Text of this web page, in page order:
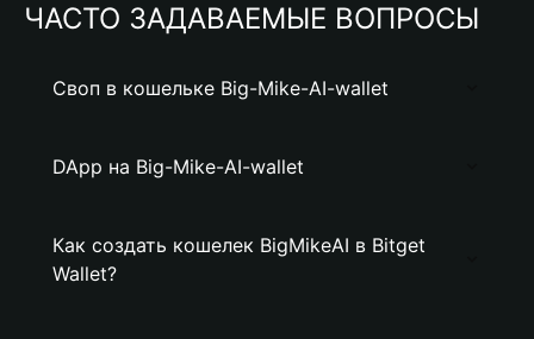
ЧАСТО ЗАДАВАЕМЫЕ ВОПРОСЫ
Своп в кошельке Big-Mike-AI-wallet
DApp на Big-Mike-AI-wallet
Как создать кошелек BigMikeAI в Bitget
Wallet?